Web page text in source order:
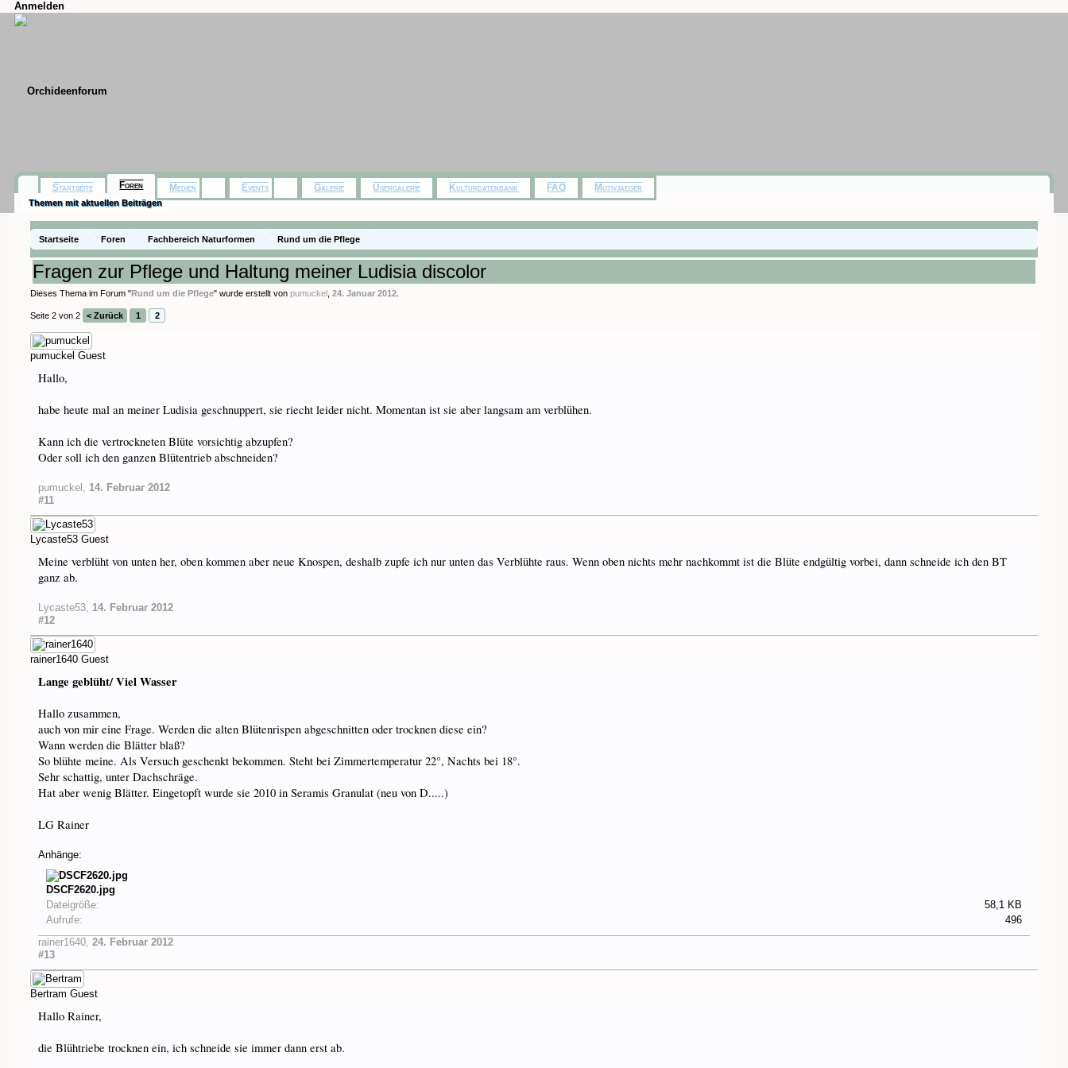
Anmelden
Startseite Foren Fachbereich Naturformen Rund um die Pflege
Fragen zur Pflege und Haltung meiner Ludisia discolor
Dieses Thema im Forum "Rund um die Pflege" wurde erstellt vonpumuckel ,24. Januar 2012
Seite 2 von 2 < Zurück 1 2
pumuckel Guest
Hallo,
habe heute mal an meiner Ludisia geschnuppert, sie riecht leider nicht. Momentan ist sie aber langsam am verblühen.
Kann ich die vertrockneten Blüte vorsichtig abzupfen?
Oder soll ich den ganzen Blütentrieb abschneiden?
pumuckel , 14. Februar 2012
#11
Lycaste53 Guest
Meine verblüht von unten her, oben kommen aber neue Knospen, deshalb zupfe ich nur unten das Verblühte raus. Wenn oben nichts mehr nachkommt ist die Blüte endgültig vorbei, dann schneide ich den BT
ganz ab.
Lycaste53, 14. Februar 2012
#12
rainer1640 Guest
Lange geblüht/ Viel Wasser
Hallo zusammen,
auch von mir eine Frage. Werden die alten Blütenrispen abgeschnitten oder trocknen diese ein?
Wann werden die Blätter blaß?
So blühte meine. Als Versuch geschenkt bekommen. Steht bei Zimmertemperatur 22°, Nachts bei 18°.
Sehr schattig, unter Dachschräge.
Hat aber wenig Blätter. Eingetopft wurde sie 2010 in Seramis Granulat (neu von D.....)
LG Rainer
Anhänge:
DSCF2620.jpg
Dateigröße:
58,1 KB
Aufrufe:
496
rainer1640, 24. Februar 2012
#13
Bertram Guest
Hallo Rainer,
die Blühtriebe trocknen ein, ich schneide sie immer dann erst ab.
Startseite Foren
Themen mit aktuellen Beiträgen
Medien Events Galerie Usergalerie Kulturdatenbank FAQ Motivjaeger